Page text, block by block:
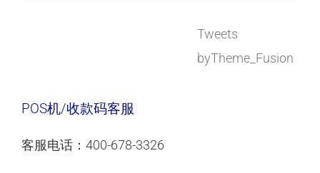
Tweets
byTheme_Fusion
POS机/收款码客服
客服电话：400-678-3326